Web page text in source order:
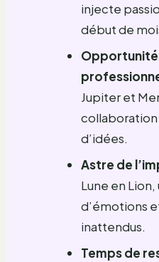
injecte
début de
Jupiter et
collaboration
d’idées.
Astre de
Lune en
d’émotions
inattendus.
Temps de